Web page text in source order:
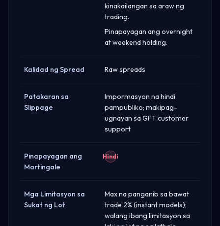
kinakailangan sa araw ng
trading.
Pinapayagan ang overnight
at weekend holding.
Kalidad ng Spread Raw spreads
Patakaran sa
Slippage
Impormasyon na hindi
pampubliko; makipag-
ugnayan sa GFT customer
support
Pinapayagan ang
Martingale
Hindi
Mga Limitasyon sa
Sukat ng Lot
Max na panganib sa bawat
trade 2% (instant models);
walang ibang limitasyon sa